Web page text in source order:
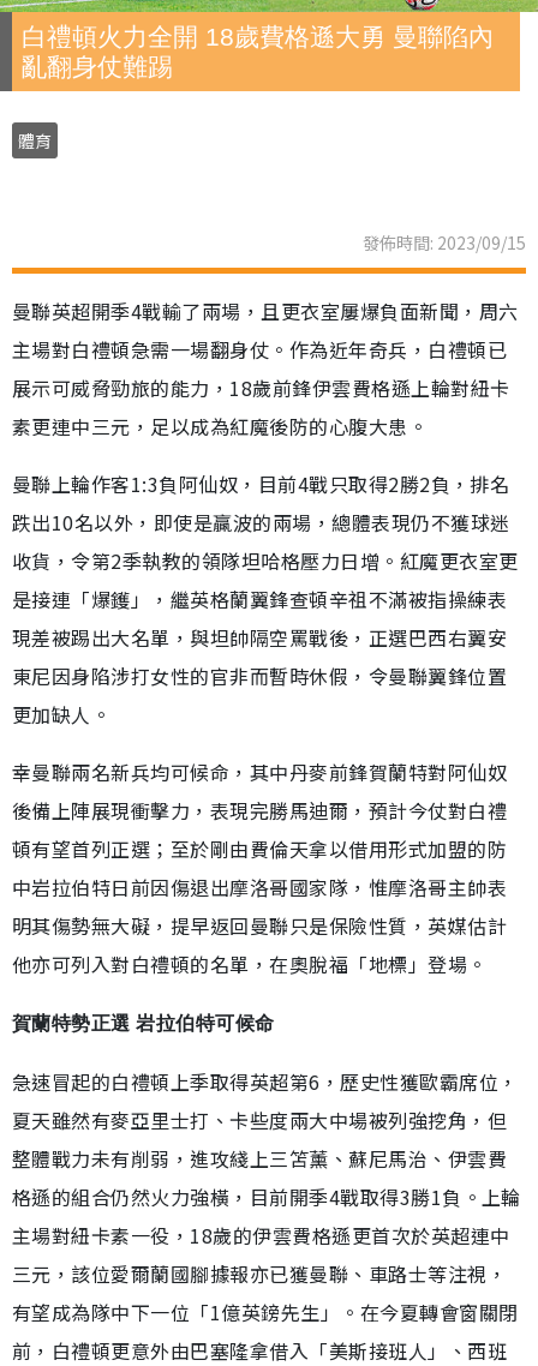
白禮頓火力全開 18歲費格遜大勇 曼聯陷內
亂翻身仗難踢
體育
發佈時間: 2023/09/15
曼聯英超開季4戰輸了兩場，且更衣室屢爆負面新聞，周六
主場對白禮頓急需一場翻身仗。作為近年奇兵，白禮頓已
展示可威脅勁旅的能力，18歲前鋒伊雲費格遜上輪對紐卡
素更連中三元，足以成為紅魔後防的心腹大患。
曼聯上輪作客1:3負阿仙奴，目前4戰只取得2勝2負，排名
跌出10名以外，即使是贏波的兩場，總體表現仍不獲球迷
收貨，令第2季執教的領隊坦哈格壓力日增。紅魔更衣室更
是接連「爆鑊」，繼英格蘭翼鋒查頓辛祖不滿被指操練表
現差被踢出大名單，與坦帥隔空罵戰後，正選巴西右翼安
東尼因身陷涉打女性的官非而暫時休假，令曼聯翼鋒位置
更加缺人。
幸曼聯兩名新兵均可候命，其中丹麥前鋒賀蘭特對阿仙奴
後備上陣展現衝擊力，表現完勝馬迪爾，預計今仗對白禮
頓有望首列正選；至於剛由費倫天拿以借用形式加盟的防
中岩拉伯特日前因傷退出摩洛哥國家隊，惟摩洛哥主帥表
明其傷勢無大礙，提早返回曼聯只是保險性質，英媒估計
他亦可列入對白禮頓的名單，在奧脫福「地標」登場。
賀蘭特勢正選 岩拉伯特可候命
急速冒起的白禮頓上季取得英超第6，歷史性獲歐霸席位，
夏天雖然有麥亞里士打、卡些度兩大中場被列強挖角，但
整體戰力未有削弱，進攻綫上三笘薰、蘇尼馬治、伊雲費
格遜的組合仍然火力強橫，目前開季4戰取得3勝1負。上輪
主場對紐卡素一役，18歲的伊雲費格遜更首次於英超連中
三元，該位愛爾蘭國腳據報亦已獲曼聯、車路士等注視，
有望成為隊中下一位「1億英鎊先生」。在今夏轉會窗關閉
前，白禮頓更意外由巴塞隆拿借入「美斯接班人」、西班